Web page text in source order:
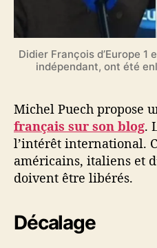
Didier François d’Europe 1
indépendant, ont été
Michel Puech propose
français sur son blog.
l’intérêt international.
américains, italiens et
doivent être libérés.
Décalage